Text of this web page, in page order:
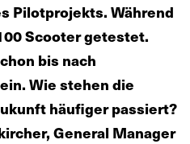
Pilotprojekts. Während
Scooter getestet.
bis nach
Wie stehen die
häufiger passiert?
General Manager